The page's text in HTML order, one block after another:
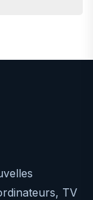
TV